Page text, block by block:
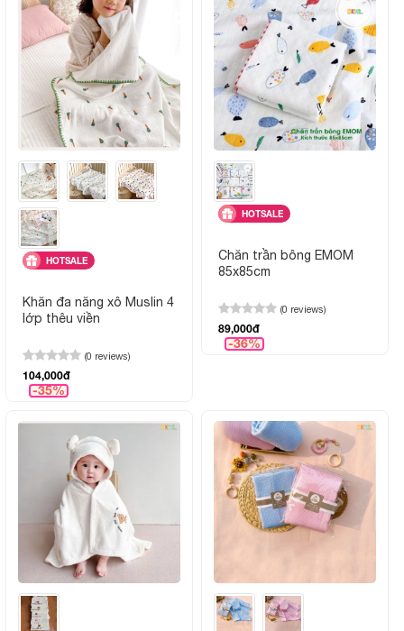
HOTSALE
Khăn đa năng xô Muslin 4
lớp thêu viền
(0 reviews)
104,000đ
-35%
HOTSALE
Chăn trần bông EMOM
85x85cm
(0 reviews)
89,000đ
-36%